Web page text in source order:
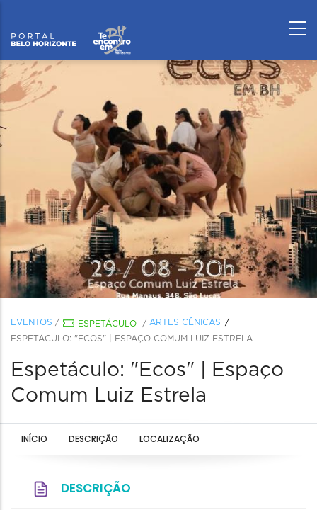
EVENTOS / ESPETÁCULO / ARTES CÊNICAS
ESPETÁCULO: "ECOS" | ESPAÇO COMUM LUIZ ESTRELA
Espetáculo: "Ecos" | Espaço
Comum Luiz Estrela
INÍCIO DESCRIÇÃO LOCALIZAÇÃO
DESCRIÇÃO